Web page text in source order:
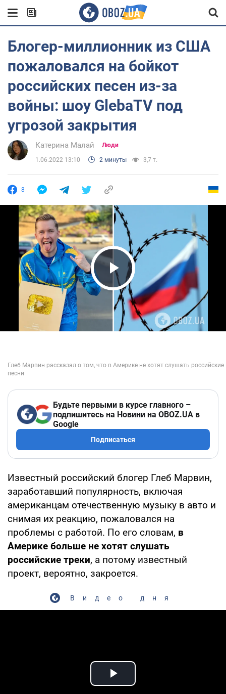
Блогер-миллионник из США
пожаловался на бойкот
российских песен из-за
войны: шоу GlebaTV под
угрозой закрытия
Катерина Малай Люди
1.06.2022 13:10 2 минуты 3,7 т.
8
Play Video
Будьте первыми в курсе главного –
подпишитесь на Новини на OBOZ.UA в
Google
Подписаться
Известный российский блогер Глеб Марвин,
заработавший популярность, включая
американцам отечественную музыку в авто и
снимая их реакцию, пожаловался на
проблемы с работой. По его словам, в
Америке больше не хотят слушать
российские треки, а потому известный
проект, вероятно, закроется.
Видео дня
Play Video